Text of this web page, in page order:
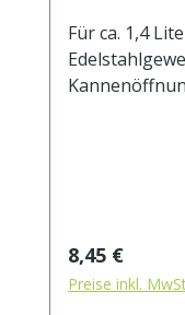
Für ca. 1,4
Regulärer
8,45 €
Preise inkl.